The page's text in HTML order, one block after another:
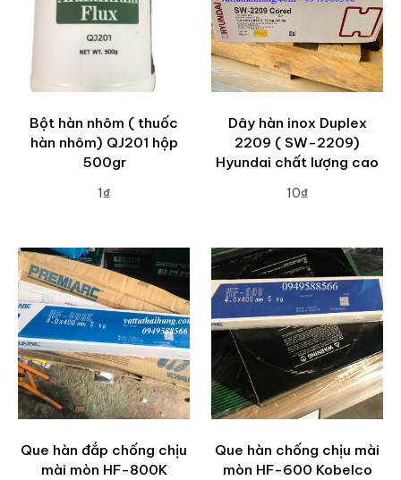
Bột hàn nhôm ( thuốc
hàn nhôm) QJ201 hộp
500gr
1₫
Dây hàn inox Duplex
2209 ( SW-2209)
Hyundai chất lượng cao
10₫
Que hàn đắp chống chịu
mài mòn HF-800K
Que hàn chống chịu mài
mòn HF-600 Kobelco